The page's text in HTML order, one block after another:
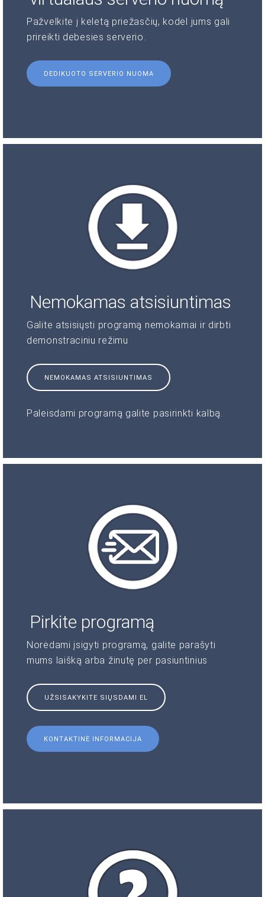
Pažvelkite į keletą priežasčių, kodėl jums gali
prireikti debesies serverio.
DEDIKUOTO SERVERIO NUOMA
Nemokamas atsisiuntimas
Galite atsisiųsti programą nemokamai ir dirbti
demonstraciniu režimu
NEMOKAMAS ATSISIUNTIMAS
Paleisdami programą galite pasirinkti kalbą.
Pirkite programą
Norėdami įsigyti programą, galite parašyti
mums laišką arba žinutę per pasiuntinius
UŽSISAKYKITE SIŲSDAMI EL
KONTAKTINĖ INFORMACIJA